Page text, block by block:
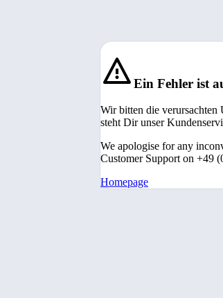
Ein Fehler ist
Wir bitten die
steht Dir unser
We apologise for any
Customer Support on +49
Homepage